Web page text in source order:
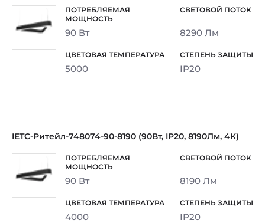
90 Вт 8290 Лм
5000 IP20
IETC-Ритейл-748074-90-8190 (90Вт, IP20, 8190Лм, 4К)
90 Вт 8190 Лм
4000 IP20